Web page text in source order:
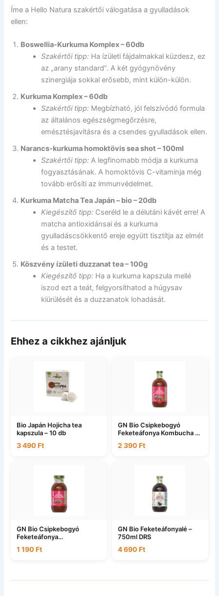
Íme a Hello Natura szakértői válogatása a gyulladások
ellen:
Boswellia-Kurkuma Komplex – 60db
Szakértői tipp: Ha ízületi fájdalmakkal küzdesz, ez
az „arany standard”. A két gyógynövény
szinergiája sokkal erősebb, mint külön-külön.
Kurkuma Komplex – 60db
Szakértői tipp: Megbízható, jól felszívódó formula
az általános egészségmegőrzésre,
emésztésjavításra és a csendes gyulladások ellen.
Narancs-kurkuma homoktövis sea shot – 100ml
Szakértői tipp: A legfinomabb módja a kurkuma
fogyasztásának. A homoktövis C-vitaminja még
tovább erősíti az immunvédelmet.
Kurkuma Matcha Tea Japán – bio – 20db
Kiegészítő tipp: Cseréld le a délutáni kávét erre! A
matcha antioxidánsai és a kurkuma
gyulladáscsökkentő ereje együtt tisztítja az elmét
és a testet.
Köszvény ízületi duzzanat tea – 100g
Kiegészítő tipp: Ha a kurkuma kapszula mellé
iszod ezt a teát, felgyorsíthatod a húgysav
kiürülését és a duzzanatok lohadását.
Ehhez a cikkhez ajánljuk
Bio Japán Hojicha tea
kapszula – 10 db
3 490Ft
GN Bio Csipkebogyó
Feketeáfonya Kombucha –
750ml DRS
2 390 Ft
GN Bio Csipkebogyó
Feketeáfonya
Kombucha200ml DRS
1 190Ft
GN Bio Feketeáfonyalé –
750ml DRS
4 690 Ft